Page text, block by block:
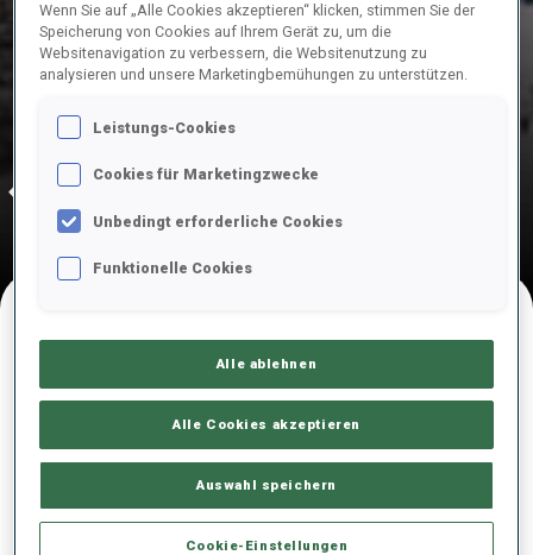
216
TAGE
8
STUNDEN
52
MINUTEN
51
SEKUNDEN
Ridnaun-Val Ridanna, 04—07 März 2027
März 2027
VAL RIDANNA
10—14 März 2027
MARTELL-VAL MARTELLO
NACHFOLGENDE WETTKÄMPFE
10
09:45
MIXED STAFFEL (W+M)
Geplant
Wenn Sie auf „Alle Cookies akzeptieren“ klicken, stimmen Sie der
Speicherung von Cookies auf Ihrem Gerät zu, um die
Websitenavigation zu verbessern, die Websitenutzung zu
analysieren und unsere Marketingbemühungen zu unterstützen.
Leistungs-Cookies
Cookies für Marketingzwecke
Unbedingt erforderliche Cookies
Funktionelle Cookies
Alle ablehnen
Alle Cookies akzeptieren
Auswahl speichern
Cookie-Einstellungen